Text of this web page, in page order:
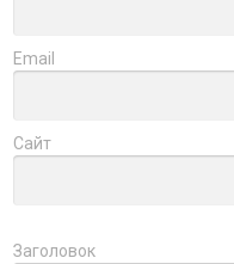
Email
Сайт
Заголовок